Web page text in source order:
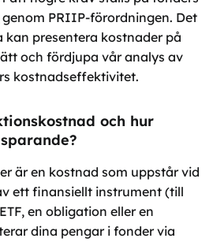
PRIIP-förordningen. Det
kan presentera kostnader på
och fördjupa vår analys av
kostnadseffektivitet.
och hur
är en kostnad som uppstår vid
ett finansiellt instrument (till
en obligation eller en
dina pengar i fonder via